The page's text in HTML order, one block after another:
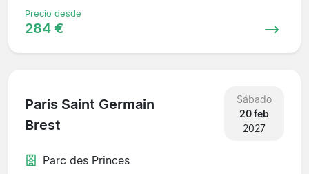
Precio desde
284 €
Paris Saint Germain
Brest
Sábado
20 feb
2027
Parc des Princes